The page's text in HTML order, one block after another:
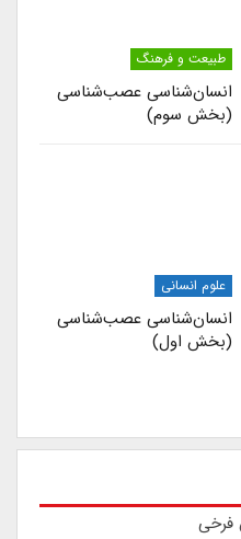
طبیعت و فرهنگ
انسان‌شناسی عصب‌شناسی
(بخش سوم)
علوم انسانی
انسان‌شناسی عصب‌شناسی
(بخش اول)